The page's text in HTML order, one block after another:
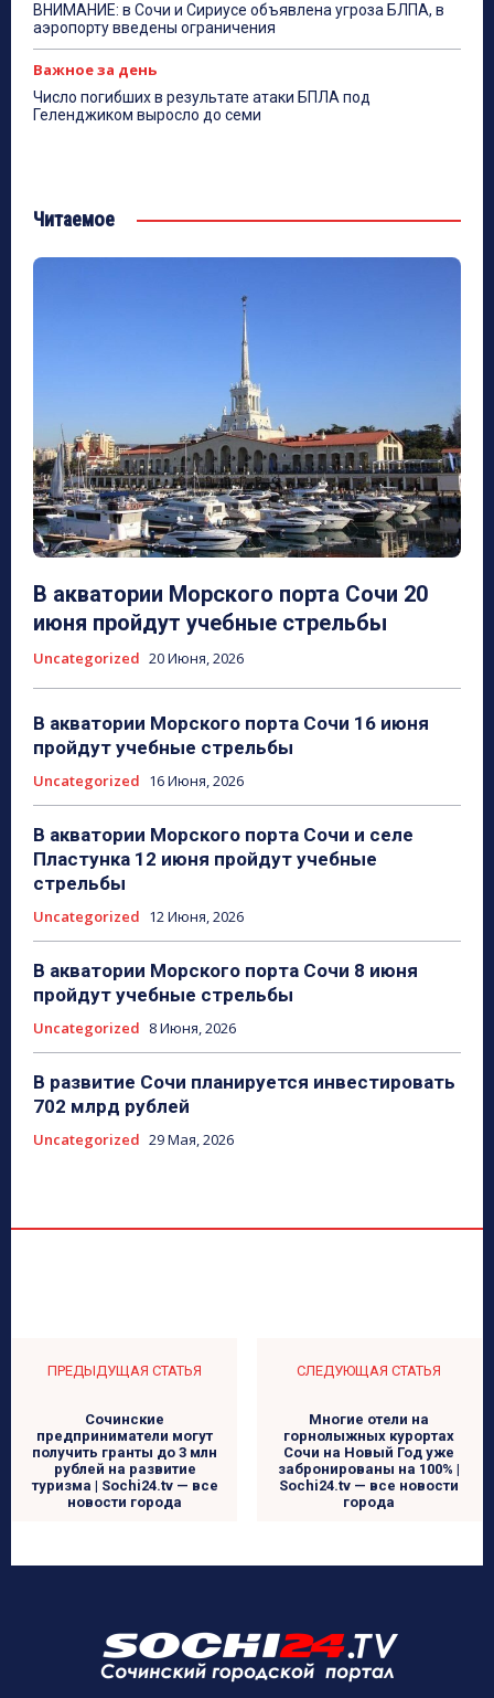
ВНИМАНИЕ: в Сочи и Сириусе объявлена угроза БЛПА, в
аэропорту введены ограничения
Важное за день
Число погибших в результате атаки БПЛА под
Геленджиком выросло до семи
Читаемое
В акватории Морского порта Сочи 20
июня пройдут учебные стрельбы
Uncategorized 20 Июня, 2026
В акватории Морского порта Сочи 16 июня
пройдут учебные стрельбы
Uncategorized 16 Июня, 2026
В акватории Морского порта Сочи и селе
Пластунка 12 июня пройдут учебные
стрельбы
Uncategorized 12 Июня, 2026
В акватории Морского порта Сочи 8 июня
пройдут учебные стрельбы
Uncategorized 8 Июня, 2026
В развитие Сочи планируется инвестировать
702 млрд рублей
Uncategorized 29 Мая, 2026
ПРЕДЫДУЩАЯ СТАТЬЯ
Сочинские
предприниматели могут
получить гранты до 3 млн
рублей на развитие
туризма | Sochi24.tv — все
новости города
СЛЕДУЮЩАЯ СТАТЬЯ
Многие отели на
горнолыжных курортах
Сочи на Новый Год уже
забронированы на 100% |
Sochi24.tv — все новости
города